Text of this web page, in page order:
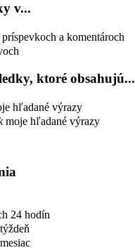
v...
a komentároch
ktoré obsahujú...
hľadané výrazy
moje hľadané výrazy
24 hodín